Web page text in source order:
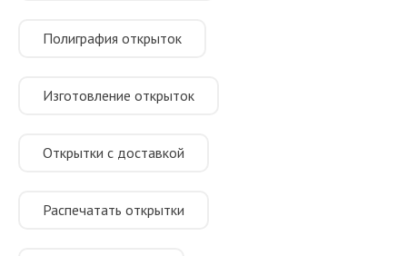
Полиграфия открыток
Изготовление открыток
Открытки с доставкой
Распечатать открытки